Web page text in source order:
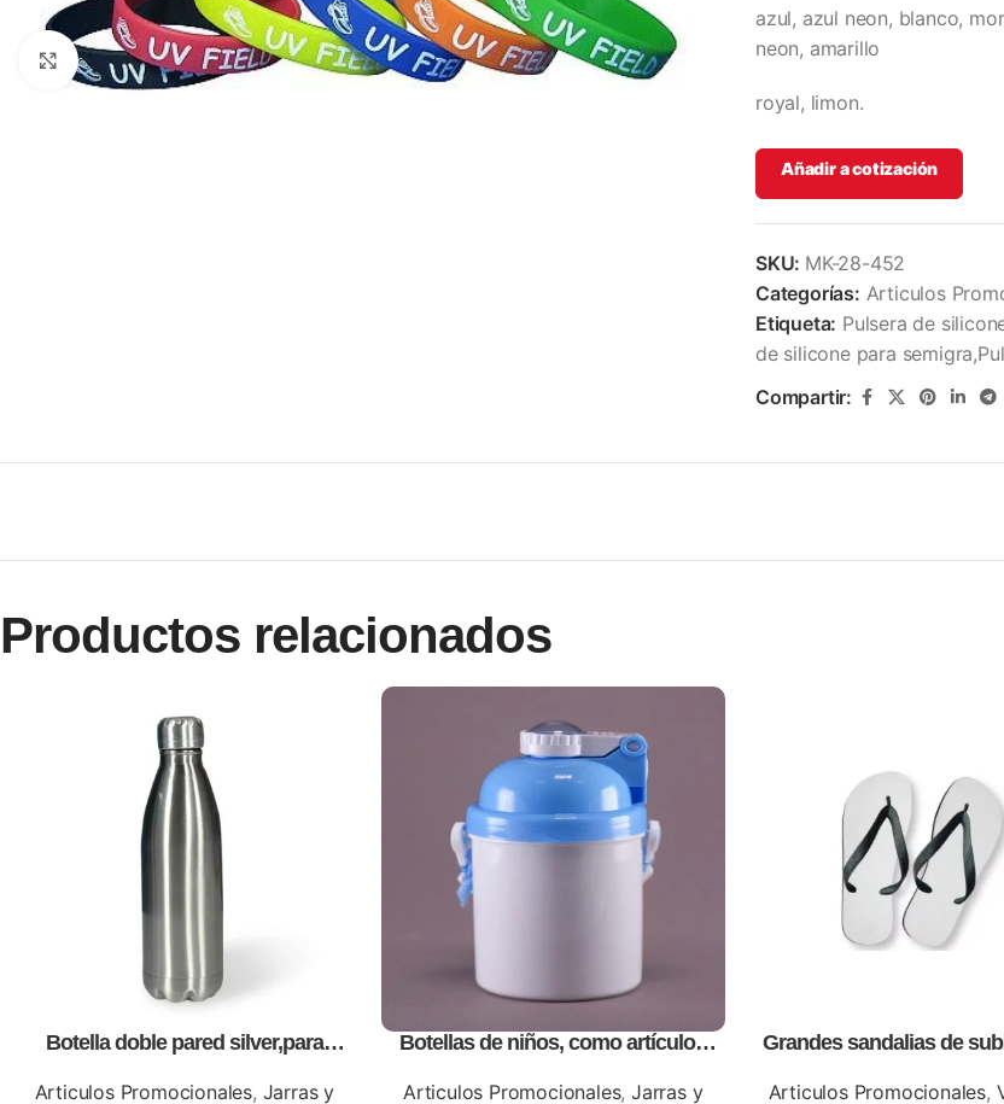
Clic para ampliar
azul, azul neon, blanco,
neon, amarillo
royal, limon.
Añadir a cotización
SKU: MK-28-452
Categorías: Articulos
Etiqueta: Pulsera de
de silicone para
Compartir:
Productos relacionados
Botella doble pared silver,para
Articulos Promocionales, Jarras y
Botellas de niños, como artículos
Articulos Promocionales,Jarras y
Grandes sandalias de
logos o información de tu
Articulos Promocionales,